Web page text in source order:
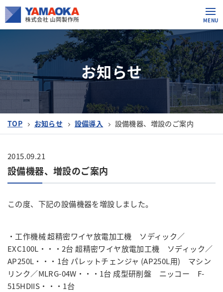
お知らせ
TOP お知らせ 設備導入 設備機器、増設のご案内
2015.09.21
設備機器、増設のご案内
この度、下記の設備機器を増設しました。
・工作機械超精密ワイヤ放電加工機 ソディック／
EXC100L・・・2台 超精密ワイヤ放電加工機 ソディック／
AP250L・・・1台 パレットチェンジャ (AP250L用) マシン
リンク／MLRG-04W・・・1台 成型研削盤 ニッコー F-
515HDIIS・・・1台